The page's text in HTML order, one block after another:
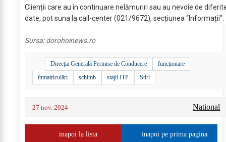
Clienții care au în continuare nelămuriri sau au nevoie de
date, pot suna la call-center (021/9672), secțiunea “Informații”.
Sursa:dorohoinews.ro
Direcția Generală Permise de Conducere
funcționare
înmatriculări
schimb staţii ITP Stiri
27 nov. 2024 National
inapoi la lista inapoi pe prima pagina